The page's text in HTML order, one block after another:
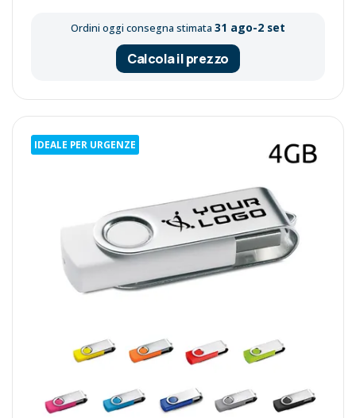
Ordini oggi consegna stimata 31 ago-2 set
Calcola il prezzo
IDEALE PER URGENZE